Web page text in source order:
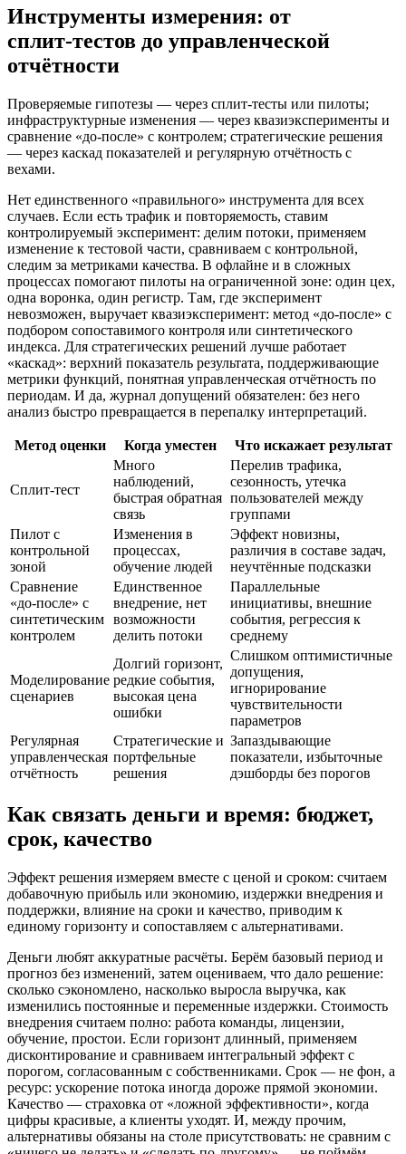
Инструменты измерения: от
сплит‑тестов до управленческой
отчётности
Проверяемые гипотезы — через сплит‑тесты или пилоты;
инфраструктурные изменения — через квазиэксперименты и
сравнение «до‑после» с контролем; стратегические решения
— через каскад показателей и регулярную отчётность с
вехами.
Нет единственного «правильного» инструмента для всех
случаев. Если есть трафик и повторяемость, ставим
контролируемый эксперимент: делим потоки, применяем
изменение к тестовой части, сравниваем с контрольной,
следим за метриками качества. В офлайне и в сложных
процессах помогают пилоты на ограниченной зоне: один цех,
одна воронка, один регистр. Там, где эксперимент
невозможен, выручает квазиэксперимент: метод «до‑после» с
подбором сопоставимого контроля или синтетического
индекса. Для стратегических решений лучше работает
«каскад»: верхний показатель результата, поддерживающие
метрики функций, понятная управленческая отчётность по
периодам. И да, журнал допущений обязателен: без него
анализ быстро превращается в перепалку интерпретаций.
Метод оценки Когда уместен Что искажает результат
Сплит‑тест
Много
наблюдений,
быстрая обратная
связь
Перелив трафика,
сезонность, утечка
пользователей между
группами
Пилот с
контрольной
зоной
Изменения в
процессах,
обучение людей
Эффект новизны,
различия в составе задач,
неучтённые подсказки
Сравнение
«до‑после» с
синтетическим
контролем
Единственное
внедрение, нет
возможности
делить потоки
Параллельные
инициативы, внешние
события, регрессия к
среднему
Моделирование
сценариев
Долгий горизонт,
редкие события,
высокая цена
ошибки
Слишком оптимистичные
допущения,
игнорирование
чувствительности
параметров
Регулярная
управленческая
отчётность
Стратегические и
портфельные
решения
Запаздывающие
показатели, избыточные
дэшборды без порогов
Как связать деньги и время: бюджет,
срок, качество
Эффект решения измеряем вместе с ценой и сроком: считаем
добавочную прибыль или экономию, издержки внедрения и
поддержки, влияние на сроки и качество, приводим к
единому горизонту и сопоставляем с альтернативами.
Деньги любят аккуратные расчёты. Берём базовый период и
прогноз без изменений, затем оцениваем, что далo решение:
сколько сэкономлено, насколько выросла выручка, как
изменились постоянные и переменные издержки. Стоимость
внедрения считаем полно: работа команды, лицензии,
обучение, простои. Если горизонт длинный, применяем
дисконтирование и сравниваем интегральный эффект с
порогом, согласованным с собственниками. Срок — не фон, а
ресурс: ускорение потока иногда дороже прямой экономии.
Качество — страховка от «ложной эффективности», когда
цифры красивые, а клиенты уходят. И, между прочим,
альтернативы обязаны на столе присутствовать: не сравним с